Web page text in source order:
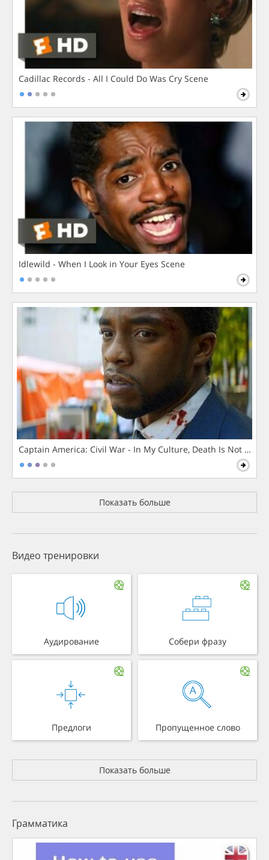
Cadillac Records - All I Could Do Was Cry Scene
Idlewild - When I Look in Your Eyes Scene
Captain America: Civil War - In My Culture, Death Is Not The
Показать больше
Видео тренировки
Аудирование Собери фразу
Предлоги Пропущенное слово
Показать больше
Грамматика